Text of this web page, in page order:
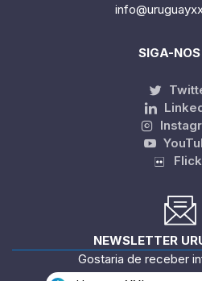
SIGA-
NEWSLETTER
Gostaria de receber